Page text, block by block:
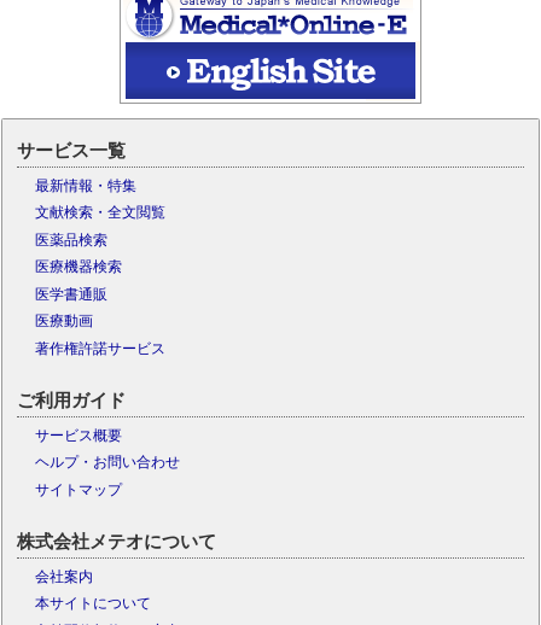
サービス一覧
最新情報・特集
文献検索・全文閲覧
医薬品検索
医療機器検索
医学書通販
医療動画
著作権許諾サービス
ご利用ガイド
サービス概要
ヘルプ・お問い合わせ
サイトマップ
株式会社メテオについて
会社案内
本サイトについて